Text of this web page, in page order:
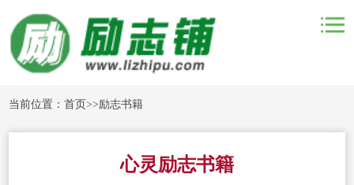
当前位置：首页>>励志书籍
心灵励志书籍